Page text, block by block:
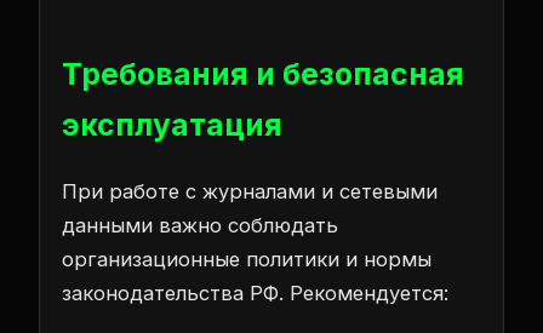
Требования и безопасная
эксплуатация
При работе с журналами и сетевыми
данными важно соблюдать
организационные политики и нормы
законодательства РФ. Рекомендуется: